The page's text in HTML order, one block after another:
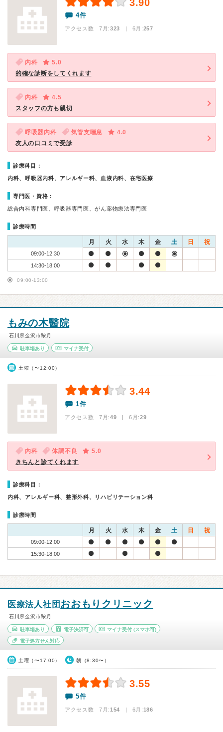
3.90
4件
アクセス数 7月:323 | 6月:257
内科
5.0
的確な診断をしてくれます
内科
4.5
スタッフの方も親切
呼吸器内科 気管支喘息
4.0
友人の口コミで受診
診療科目：
内科、呼吸器内科、アレルギー科、血液内科、在宅医療
専門医・資格：
総合内科専門医、呼吸器専門医、がん薬物療法専門医
診療時間
月 火 水 木 金 土 日 祝
09:00-12:30
14:30-18:00
09:00-13:00
もみの木醫院
石川県金沢市鞍月
駐車場あり マイナ受付
土曜（〜12:00）
3.44
1件
アクセス数 7月:49 | 6月:29
内科 体調不良
5.0
きちんと診てくれます
診療科目：
内科、アレルギー科、整形外科、リハビリテーション科
診療時間
月 火 水 木 金 土 日 祝
09:00-12:00
15:30-18:00
医療法人社団 おおもりクリニック
石川県金沢市鞍月
駐車場あり 電子決済可 マイナ受付 (スマホ可)
電子処方せん対応
土曜（〜17:00） 朝（8:30〜）
3.55
5件
アクセス数 7月:154 | 6月:186